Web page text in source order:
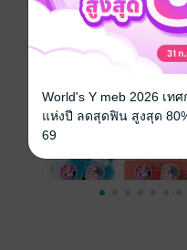
ราคาปก
ฉบับย้อนหลัง
World's Y meb 2026 เท
แห่งปี ลดสุดฟิน สูงสุด
69